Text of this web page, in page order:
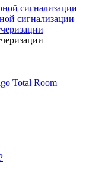
сигнализации
сигнализации
Total Room